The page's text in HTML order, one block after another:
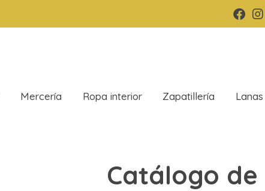
Mercería Ropa interior Zapatillería Lanas
Catálogo de